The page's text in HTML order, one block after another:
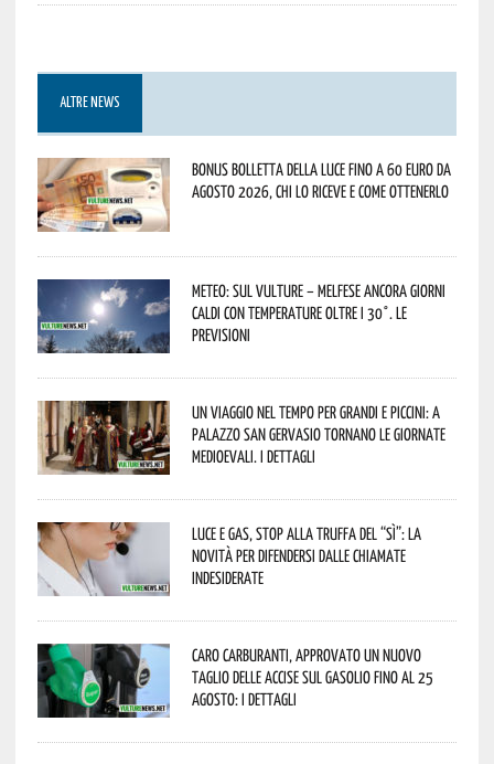
ALTRE NEWS
Bonus bolletta della luce fino a 60 euro da
agosto 2026, chi lo riceve e come ottenerlo
Meteo: sul Vulture – melfese ancora giorni
caldi con temperature oltre i 30°. Le
previsioni
Un viaggio nel tempo per grandi e piccini: a
Palazzo San Gervasio tornano le Giornate
Medioevali. I dettagli
Luce e gas, stop alla truffa del “Sì”: la
novità per difendersi dalle chiamate
indesiderate
Caro carburanti, approvato un nuovo
taglio delle accise sul gasolio fino al 25
agosto: i dettagli